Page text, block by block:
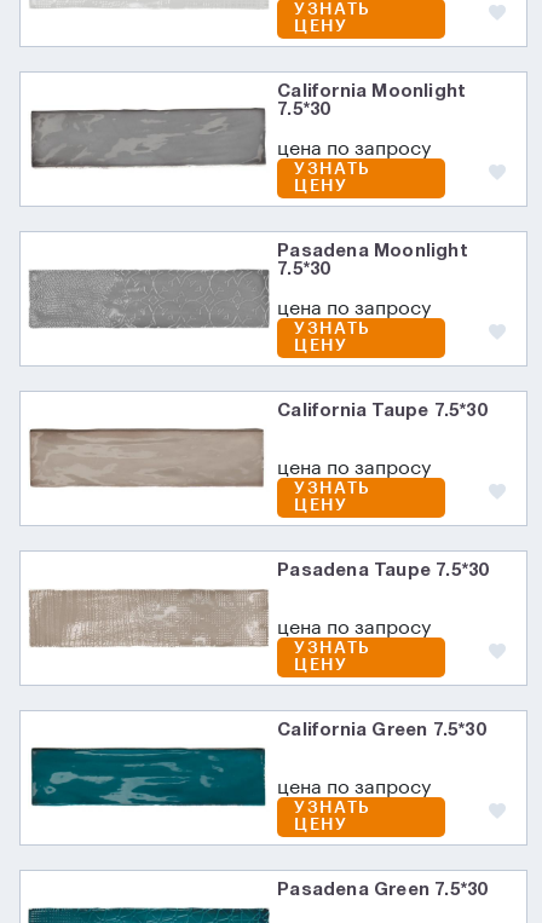
УЗНАТЬ
ЦЕНУ
California Moonlight
7.5*30
цена по запросу
УЗНАТЬ
ЦЕНУ
Pasadena Moonlight
7.5*30
цена по запросу
УЗНАТЬ
ЦЕНУ
California Taupe 7.5*30
цена по запросу
УЗНАТЬ
ЦЕНУ
Pasadena Taupe 7.5*30
цена по запросу
УЗНАТЬ
ЦЕНУ
California Green 7.5*30
цена по запросу
УЗНАТЬ
ЦЕНУ
Pasadena Green 7.5*30